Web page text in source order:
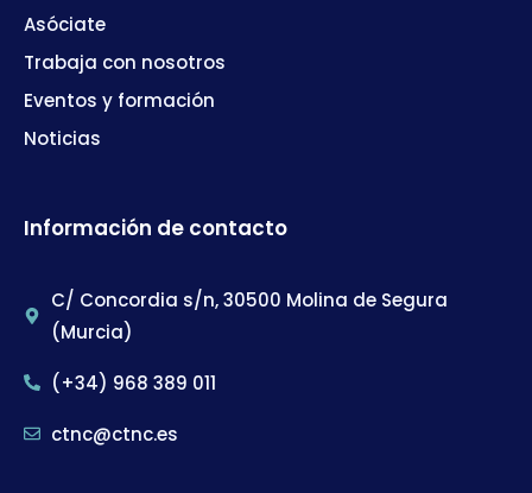
Asóciate
Trabaja con nosotros
Eventos y formación
Noticias
Información de contacto
C/ Concordia s/n, 30500 Molina de Segura
(Murcia)
(+34) 968 389 011
ctnc@ctnc.es